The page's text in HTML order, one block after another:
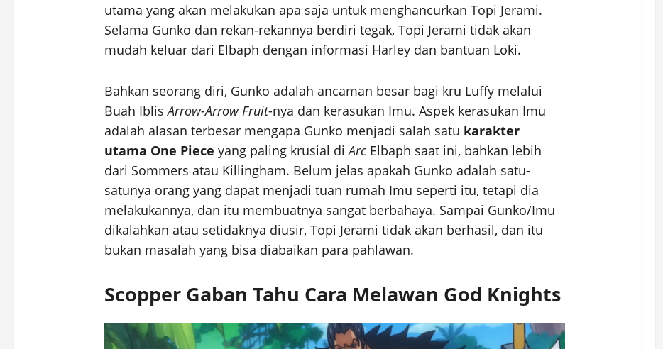
utama yang akan melakukan apa saja untuk menghancurkan Topi Jerami.
Selama Gunko dan rekan-rekannya berdiri tegak, Topi Jerami tidak akan
mudah keluar dari Elbaph dengan informasi Harley dan bantuan Loki.
Bahkan seorang diri, Gunko adalah ancaman besar bagi kru Luffy melalui
Buah IblisArrow-Arrow Fruit-nya dan kerasukan Imu. Aspek kerasukan Imu
adalah alasan terbesar mengapa Gunko menjadi salah satu karakter
utama One Piece yang paling krusial diArcElbaph saat ini, bahkan lebih
dari Sommers atau Killingham. Belum jelas apakah Gunko adalah satu-
satunya orang yang dapat menjadi tuan rumah Imu seperti itu, tetapi dia
melakukannya, dan itu membuatnya sangat berbahaya. Sampai Gunko/Imu
dikalahkan atau setidaknya diusir, Topi Jerami tidak akan berhasil, dan itu
bukan masalah yang bisa diabaikan para pahlawan.
Scopper Gaban Tahu Cara Melawan God Knights